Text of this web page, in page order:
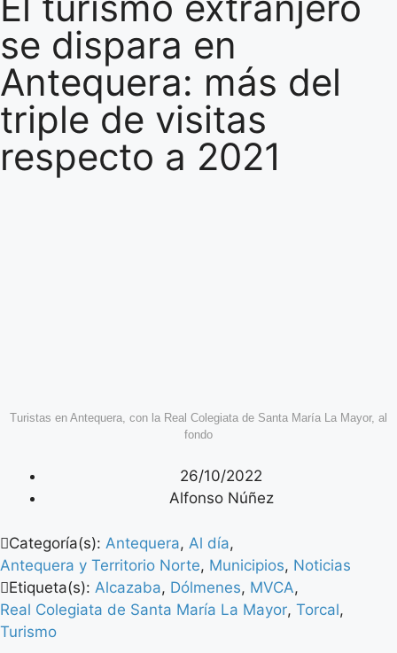
se dispara en
Antequera: más del
triple de visitas
respecto a 2021
Turistas en Antequera, con la Real Colegiata de Santa María La Mayor, al
fondo
26/10/2022
Alfonso Núñez
Categoría(s): Antequera, Al día,
Antequera y Territorio Norte, Municipios, Noticias
Etiqueta(s): Alcazaba, Dólmenes, MVCA,
Real Colegiata de Santa María La Mayor, Torcal,
Turismo